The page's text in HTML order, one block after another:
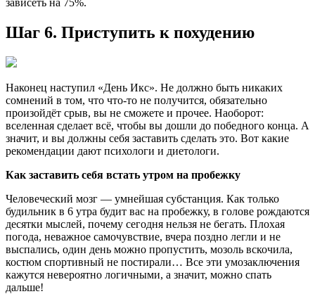
Шаг 6. Приступить к похудению
Наконец наступил «День Икс». Не должно быть никаких
сомнений в том, что что-то не получится, обязательно
произойдёт срыв, вы не сможете и прочее. Наоборот:
вселенная сделает всё, чтобы вы дошли до победного конца. А
значит, и вы должны себя заставить сделать это. Вот какие
рекомендации дают психологи и диетологи.
Как заставить себя встать утром на пробежку
Человеческий мозг — умнейшая субстанция. Как только
будильник в 6 утра будит вас на пробежку, в голове рождаются
десятки мыслей, почему сегодня нельзя не бегать. Плохая
погода, неважное самочувствие, вчера поздно легли и не
выспались, один день можно пропустить, мозоль вскочила,
костюм спортивный не постирали… Все эти умозаключения
кажутся невероятно логичными, а значит, можно спать
дальше!